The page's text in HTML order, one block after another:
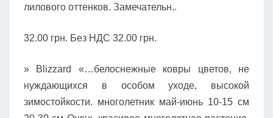
лилового оттенков. Замечательн..
32.00 грн. Без НДС 32.00 грн.
» Blizzard «…белоснежные ковры цветов, не
нуждающихся в особом уходе, высокой
зимостойкости. многолетник май-июнь 10-15 см